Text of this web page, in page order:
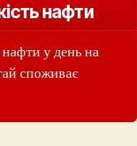
нафти
у день на
споживає